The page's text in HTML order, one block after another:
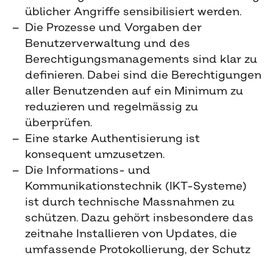
üblicher Angriffe sensibilisiert werden.
Die Prozesse und Vorgaben der
Benutzerverwaltung und des
Berechtigungsmanagements sind klar zu
definieren. Dabei sind die Berechtigungen
aller Benutzenden auf ein Minimum zu
reduzieren und regelmässig zu
überprüfen.
Eine starke Authentisierung ist
konsequent umzusetzen.
Die Informations- und
Kommunikationstechnik (IKT-Systeme)
ist durch technische Massnahmen zu
schützen. Dazu gehört insbesondere das
zeitnahe Installieren von Updates, die
umfassende Protokollierung, der Schutz